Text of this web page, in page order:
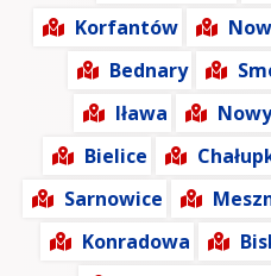
Korfantów
Bednary
Iława
Bielice
Sarnowice
Konradowa